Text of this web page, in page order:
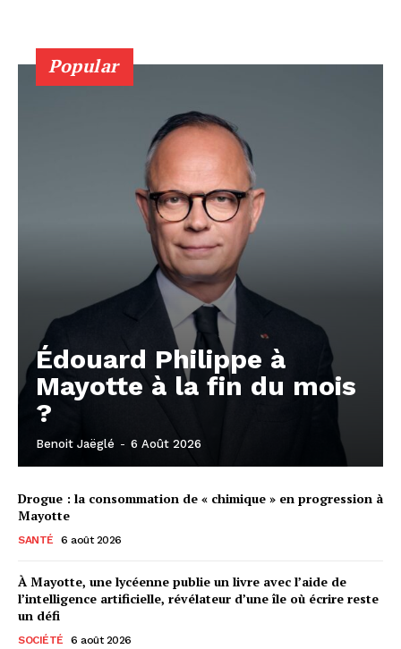
Popular
Édouard Philippe à
Mayotte à la fin du mois
?
Benoit Jaëglé - 6 Août 2026
Drogue : la consommation de « chimique » en progression à
Mayotte
SANTÉ 6 août 2026
À Mayotte, une lycéenne publie un livre avec l’aide de
l’intelligence artificielle, révélateur d’une île où écrire reste
un défi
SOCIÉTÉ 6 août 2026